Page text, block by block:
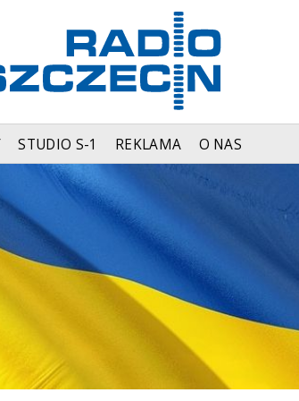
STUDIO S-1 REKLAMA O NAS